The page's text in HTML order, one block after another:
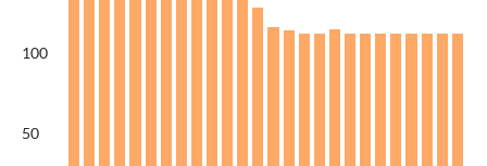
100
50